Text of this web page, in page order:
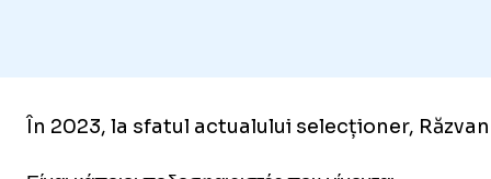
În 2023, la sfatul actualului selecționer,